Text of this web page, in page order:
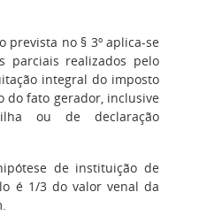
no § 3º aplica-se
parciais realizados pelo
integral do imposto
do fato gerador, inclusive
ou de declaração
de instituição de
é 1/3 do valor venal da